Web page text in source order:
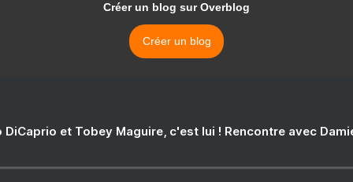
Créer un blog sur Overblog
Créer un blog
DiCaprio et Tobey Maguire, c'est lui ! Rencontre avec